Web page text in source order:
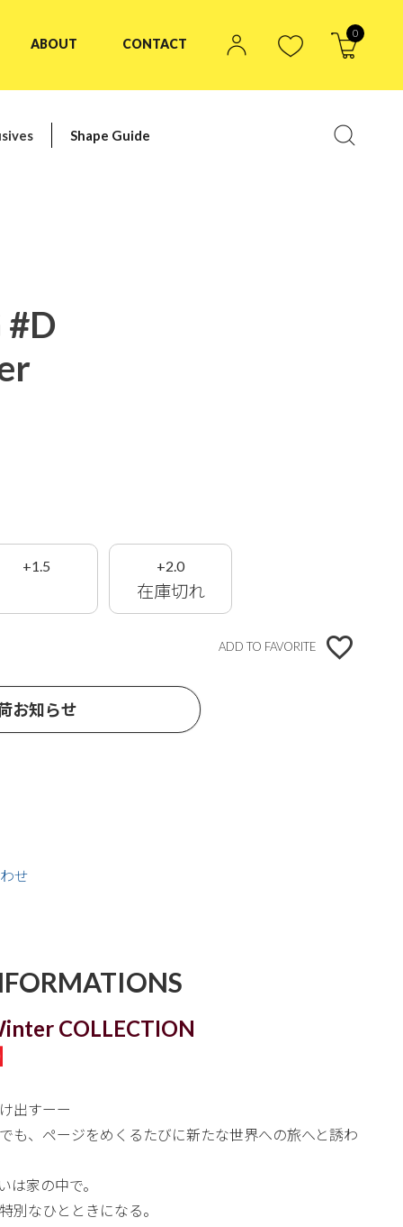
ABOUT CONTACT
0
Shape Guide
#D
+1.5 +2.0
在庫切れ
ADD TO FAVORITE
お知らせ
せ
COLLECTION
出すーー
も、ページをめくるたびに新たな世界への旅へと誘わ
は家の中で。
別なひとときになる。